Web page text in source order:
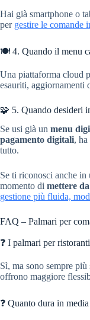
Hai già smartphone o
per gestire le comande
🍽️ 4. Quando il menu
Una piattaforma cloud
esauriti, aggiornamenti
🧩 5. Quando desideri
Se usi già un menu
pagamento digitali, ha
tutto.
Se ti riconosci anche in
momento di mettere
gestione più fluida,
FAQ – Palmari per
❓ I palmari per
Sì, ma sono sempre più
offrono maggiore
❓ Quanto dura in